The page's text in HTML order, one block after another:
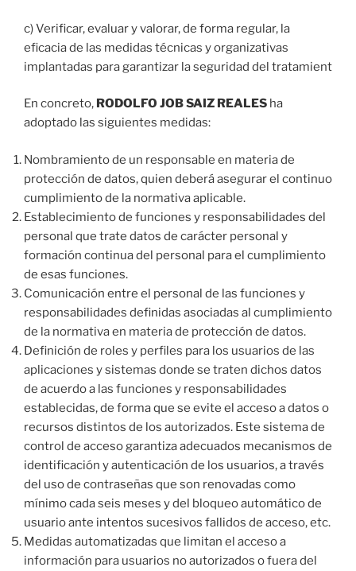
c) Verificar, evaluar y valorar, de forma regular, la
eficacia de las medidas técnicas y organizativas
implantadas para garantizar la seguridad del tratamient
En concreto, RODOLFO JOB SAIZ REALES ha
adoptado las siguientes medidas:
Nombramiento de un responsable en materia de
protección de datos, quien deberá asegurar el continuo
cumplimiento de la normativa aplicable.
Establecimiento de funciones y responsabilidades del
personal que trate datos de carácter personal y
formación continua del personal para el cumplimiento
de esas funciones.
Comunicación entre el personal de las funciones y
responsabilidades definidas asociadas al cumplimiento
de la normativa en materia de protección de datos.
Definición de roles y perfiles para los usuarios de las
aplicaciones y sistemas donde se traten dichos datos
de acuerdo a las funciones y responsabilidades
establecidas, de forma que se evite el acceso a datos o
recursos distintos de los autorizados. Este sistema de
control de acceso garantiza adecuados mecanismos de
identificación y autenticación de los usuarios, a través
del uso de contraseñas que son renovadas como
mínimo cada seis meses y del bloqueo automático de
usuario ante intentos sucesivos fallidos de acceso, etc.
Medidas automatizadas que limitan el acceso a
información para usuarios no autorizados o fuera del